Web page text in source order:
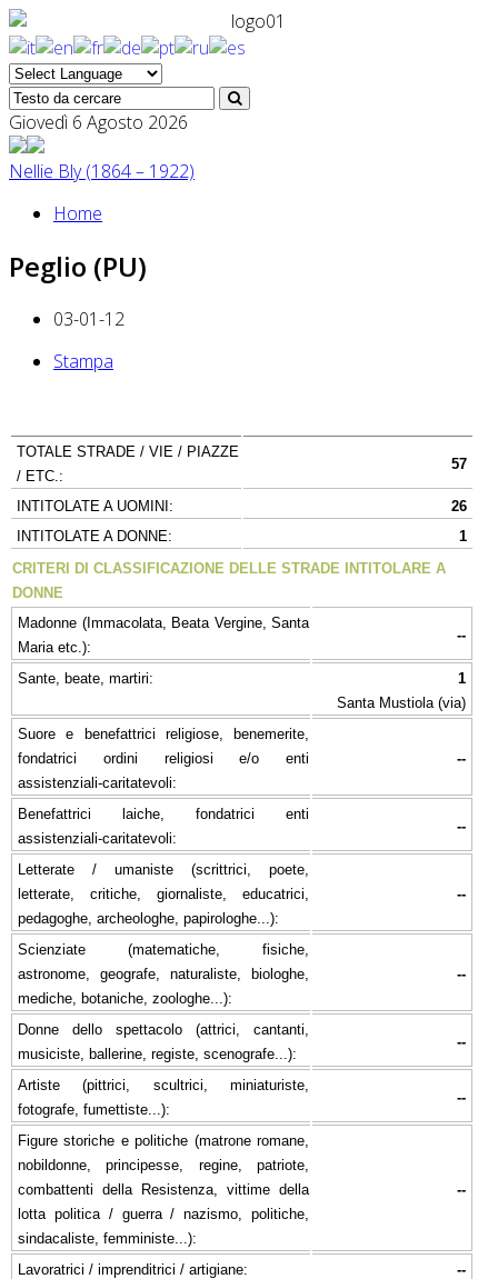
Giovedì 6 Agosto 2026
Nellie Bly (1864 – 1922)
Home
Peglio (PU)
03-01-12
Stampa
TOTALE STRADE / VIE / PIAZZE
/ ETC.:
57
INTITOLATE A UOMINI:
26
INTITOLATE A DONNE:
1
CRITERI DI CLASSIFICAZIONE DELLE STRADE INTITOLARE A
DONNE
Madonne (Immacolata, Beata Vergine, Santa
Maria etc.):
--
Sante, beate, martiri:
1
Santa Mustiola (via)
Suore e benefattrici religiose, benemerite,
fondatrici ordini religiosi e/o enti
assistenziali-caritatevoli:
--
Benefattrici laiche, fondatrici enti
assistenziali-caritatevoli:
--
Letterate / umaniste (scrittrici, poete,
letterate, critiche, giornaliste, educatrici,
pedagoghe, archeologhe, papirologhe...):
--
Scienziate (matematiche, fisiche,
astronome, geografe, naturaliste, biologhe,
mediche, botaniche, zoologhe...):
--
Donne dello spettacolo (attrici, cantanti,
musiciste, ballerine, registe, scenografe...):
--
Artiste (pittrici, scultrici, miniaturiste,
fotografe, fumettiste...):
--
Figure storiche e politiche (matrone romane,
nobildonne, principesse, regine, patriote,
combattenti della Resistenza, vittime della
lotta politica / guerra / nazismo, politiche,
sindacaliste, femministe...):
--
Lavoratrici / imprenditrici / artigiane:
--